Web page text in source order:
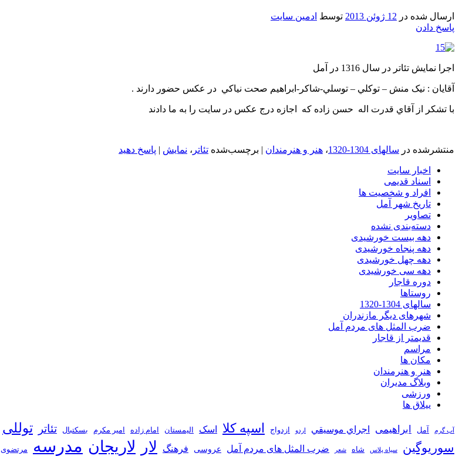
ارسال شده در 12 ژوئن 2013 توسط ادمین سایت
پاسخ دادن
اجرا نمایش تئاتر در سال 1316 در آمل
آقايان : نيک منش – توکلي – توسلي-شاکر-ابراهيم صحت نياکي در عکس حضور دارند .
با تشکر از آقاي قدرت اله حسن زاده که اجازه درج عکس در سايت را به ما دادند
منتشرشده در سالهای 1304-1320 ، هنر و هنرمندان | برچسب‌شده تئاتر ، نمایش | پاسخ دهید
اخبار سایت
اسناد قدیمی
افراد و شخصیت ها
تاریخ شهر آمل
تصاویر
دسته‌بندی نشده
دهه بیست خورشیدی
دهه پنجاه خورشیدی
دهه چهل خورشیدی
دهه سی خورشیدی
دوره قاجار
روستاها
سالهای 1304-1320
شهرهای دیگر مازندران
ضرب المثل های مردم آمل
قدیمتر از قاجار
مراسم
مکان ها
هنر و هنرمندان
وبلاگ مدیران
ورزشی
ییلاق ها
آب گرم آمل ابراهیمی اجراي موسيقي اردو ازدواج اسپه کلا اسک الیمستان امام زاده امیر مکرم بسکتبال تئاتر توللی
سوریوگین سیاه پلاس شاه شعر ضرب المثل های مردم آمل عروسی فرهنگ لار لاریجان مدرسه مرتضوی